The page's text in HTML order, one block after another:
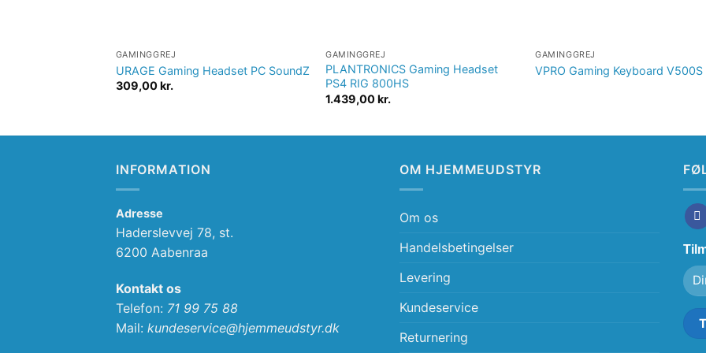
GAMINGGREJ
URAGE Gaming Headset PC SoundZ
309,00kr.
GAMINGGREJ
PLANTRONICS Gaming Headset
PS4 RIG 800HS
1.439,00kr.
GAMINGGREJ
VPRO Gaming Keyboard V500S
INFORMATION
Adresse
Haderslevvej 78, st.
6200 Aabenraa
Kontakt os
Telefon: 71 99 75 88
Mail: kundeservice@hjemmeudstyr.dk
OM HJEMMEUDSTYR
Om os
Handelsbetingelser
Levering
Kundeservice
Returnering